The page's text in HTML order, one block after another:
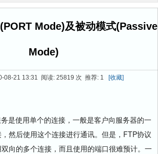
Mode)及被动模式(Passive
Mode)
08-21 13:31 阅读: 25819 次 推荐: 1 [收藏]
使用单个的连接，一般是客户向服务器的一
然后使用这个连接进行通讯。但是，FTP协议
向的多个连接，而且使用的端口很难预计。一